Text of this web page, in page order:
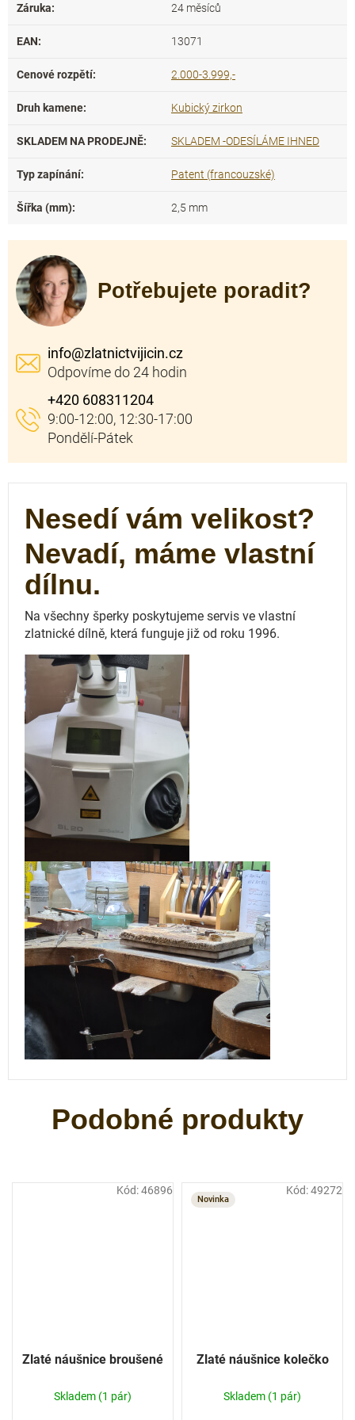
Záruka: 24 měsíců
EAN: 13071
Cenové rozpětí: 2.000-3.999,-
Druh kamene: Kubický zirkon
SKLADEM NA PRODEJNĚ: SKLADEM -ODESÍLÁME IHNED
Typ zapínání: Patent (francouzské)
Šířka (mm): 2,5 mm
Potřebujete poradit?
info@zlatnictvijicin.cz
+420 608311204
Zlaté náušnice broušené
Skladem (1 pár)
Kód:46896
Novinka
Zlaté náušnice kolečko
Skladem (1 pár)
Kód:49272
Nesedí vám velikost?
Nevadí, máme vlastní
dílnu.
Na všechny šperky poskytujeme servis ve vlastní
zlatnické dílně, která funguje již od roku 1996.